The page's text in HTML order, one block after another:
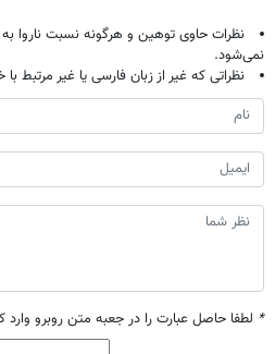
نظرات حاوی توهین و هرگونه نسبت
نمی‌شود.
نظراتی که غیر از زبان فارسی یا غیر مرتبط
* لطفا حاصل عبارت را در جعبه متن روبرو وارد